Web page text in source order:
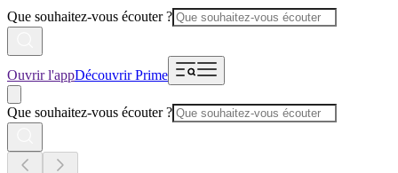
Que souhaitez-vous écouter ?
Ouvrir l'appDécouvrir Prime
Que souhaitez-vous écouter ?